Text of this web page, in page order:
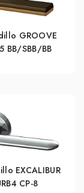
GROOVE
BB/SBB/BB
EXCALIBUR
СР-8